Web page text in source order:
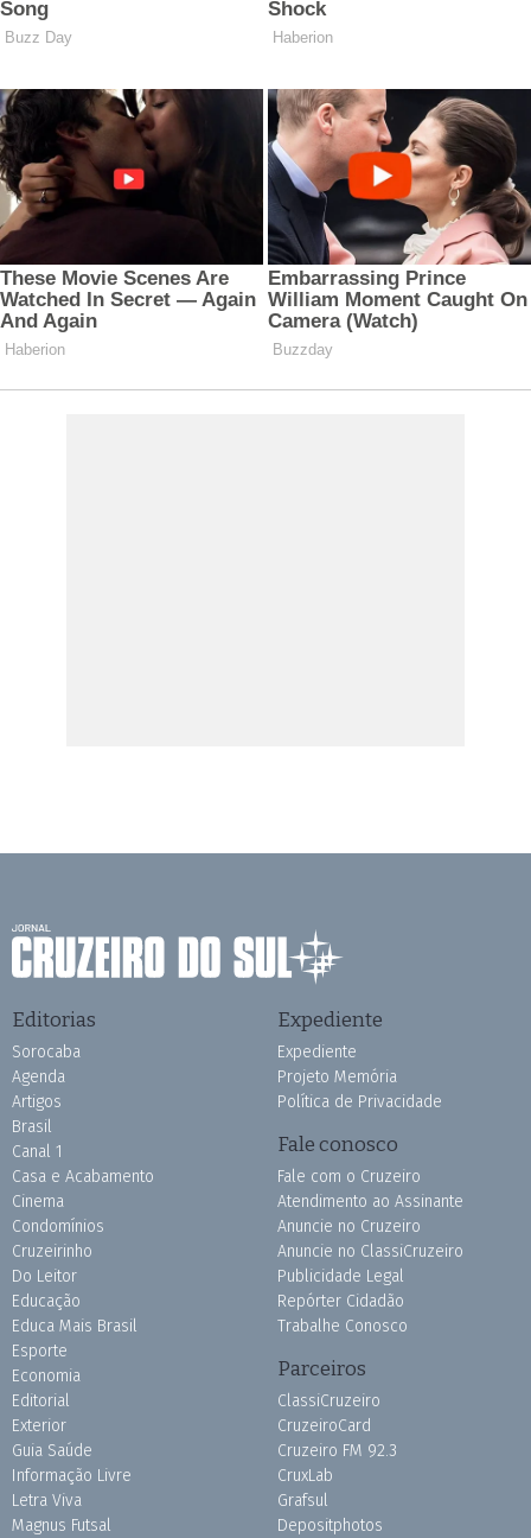
Editorias
Sorocaba
Agenda
Artigos
Brasil
Canal 1
Casa e Acabamento
Cinema
Condomínios
Cruzeirinho
Do Leitor
Educação
Educa Mais Brasil
Esporte
Economia
Editorial
Exterior
Guia Saúde
Informação Livre
Letra Viva
Magnus Futsal
Expediente
Expediente
Projeto Memória
Política de Privacidade
Fale conosco
Fale com o Cruzeiro
Atendimento ao Assinante
Anuncie no Cruzeiro
Anuncie no ClassiCruzeiro
Publicidade Legal
Repórter Cidadão
Trabalhe Conosco
Parceiros
ClassiCruzeiro
CruzeiroCard
Cruzeiro FM 92.3
CruxLab
Grafsul
Depositphotos